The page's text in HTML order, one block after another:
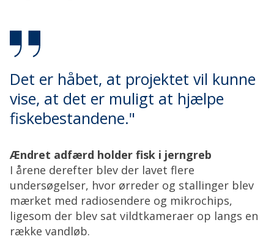
Det er håbet, at projektet vil kunne
vise, at det er muligt at hjælpe
fiskebestandene."
Ændret adfærd holder fisk i jerngreb
I årene derefter blev der lavet flere
undersøgelser, hvor ørreder og stallinger blev
mærket med radiosendere og mikrochips,
ligesom der blev sat vildtkameraer op langs en
række vandløb.